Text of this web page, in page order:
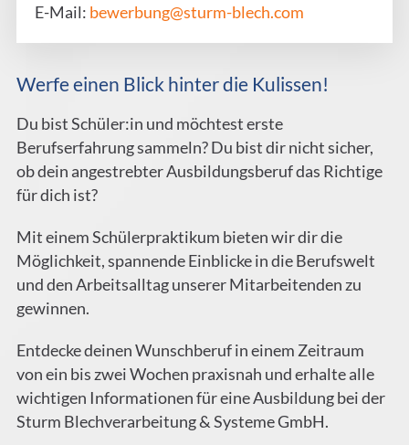
E-Mail: bewerbung@sturm-blech.com
Werfe einen Blick hinter die Kulissen!
Du bist Schüler:in und möchtest erste
Berufserfahrung sammeln? Du bist dir nicht sicher,
ob dein angestrebter Ausbildungsberuf das Richtige
für dich ist?
Mit einem Schülerpraktikum bieten wir dir die
Möglichkeit, spannende Einblicke in die Berufswelt
und den Arbeitsalltag unserer Mitarbeitenden zu
gewinnen.
Entdecke deinen Wunschberuf in einem Zeitraum
von ein bis zwei Wochen praxisnah und erhalte alle
wichtigen Informationen für eine Ausbildung bei der
Sturm Blechverarbeitung & Systeme GmbH.